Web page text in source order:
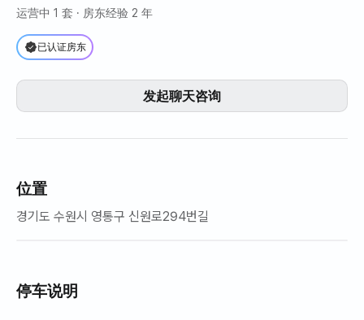
运营中 1 套 · 房东经验 2 年
已认证房东
发起聊天咨询
位置
경기도 수원시 영통구 신원로294번길
停车说明